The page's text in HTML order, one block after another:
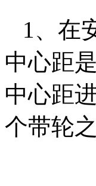
1、在
中心距
中心距
个带轮